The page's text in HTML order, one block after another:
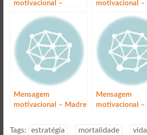
motivacional –
motivacional –
Mensagem
motivacional – Madre
Mensagem
motivacional –
Tags: estratégia mortalidade vida